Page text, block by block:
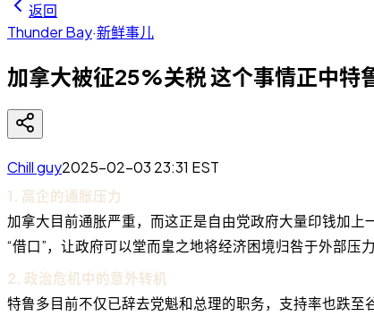
返回
Thunder Bay·新鲜事儿
加拿大被征25%关税 这个事情正中特
Chill guy2025-02-03 23:31 EST
1. 高企的通胀压力
加拿大目前通胀严重，而这正是自由党政府大量印钱加
“借口”，让政府可以堂而皇之地将经济困境归咎于外部压力
2. 政治危机中的意外转机
特鲁多目前不仅已辞去党魁和总理的职务，支持率也跌至